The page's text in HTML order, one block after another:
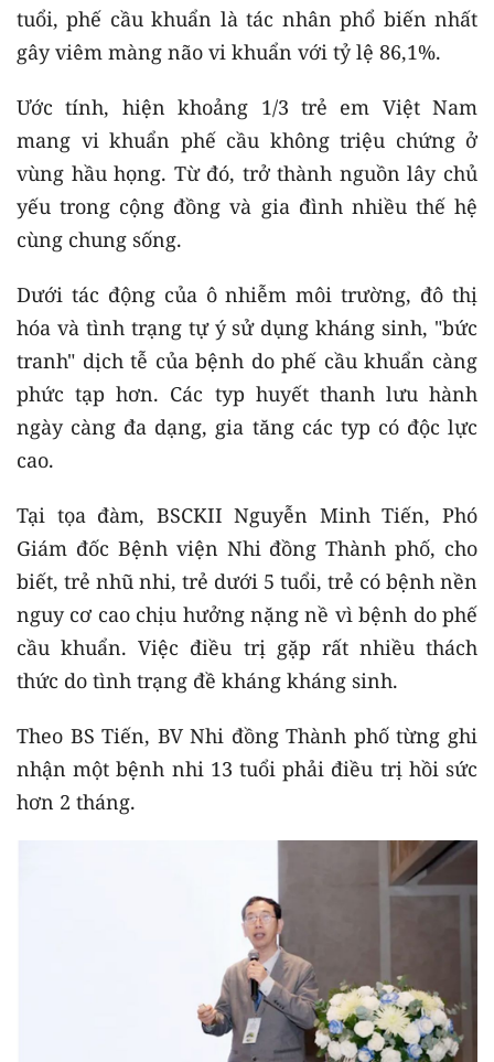
tuổi, phế cầu khuẩn là tác nhân phổ biến nhất
gây viêm màng não vi khuẩn với tỷ lệ 86,1%.
Ước tính, hiện khoảng 1/3 trẻ em Việt Nam
mang vi khuẩn phế cầu không triệu chứng ở
vùng hầu họng. Từ đó, trở thành nguồn lây chủ
yếu trong cộng đồng và gia đình nhiều thế hệ
cùng chung sống.
Dưới tác động của ô nhiễm môi trường, đô thị
hóa và tình trạng tự ý sử dụng kháng sinh, "bức
tranh" dịch tễ của bệnh do phế cầu khuẩn càng
phức tạp hơn. Các typ huyết thanh lưu hành
ngày càng đa dạng, gia tăng các typ có độc lực
cao.
Tại tọa đàm, BSCKII Nguyễn Minh Tiến, Phó
Giám đốc Bệnh viện Nhi đồng Thành phố, cho
biết, trẻ nhũ nhi, trẻ dưới 5 tuổi, trẻ có bệnh nền
nguy cơ cao chịu hưởng nặng nề vì bệnh do phế
cầu khuẩn. Việc điều trị gặp rất nhiều thách
thức do tình trạng đề kháng kháng sinh.
Theo BS Tiến, BV Nhi đồng Thành phố từng ghi
nhận một bệnh nhi 13 tuổi phải điều trị hồi sức
hơn 2 tháng.